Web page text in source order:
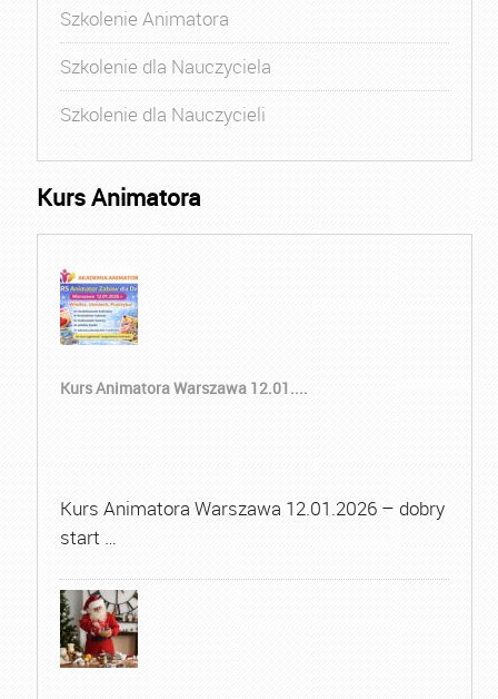
Szkolenie Animatora
Szkolenie dla Nauczyciela
Szkolenie dla Nauczycieli
Kurs Animatora
Kurs Animatora Warszawa 12.01....
Kurs Animatora Warszawa 12.01.2026 – dobry
start …